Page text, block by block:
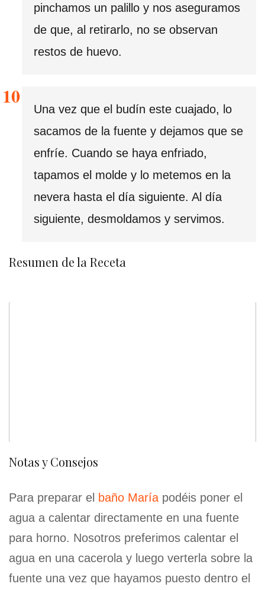
pinchamos un palillo y nos aseguramos
de que, al retirarlo, no se observan
restos de huevo.
Una vez que el budín este cuajado, lo
sacamos de la fuente y dejamos que se
enfríe. Cuando se haya enfriado,
tapamos el molde y lo metemos en la
nevera hasta el día siguiente. Al día
siguiente, desmoldamos y servimos.
Resumen de la Receta
Notas y Consejos
Para preparar el baño María podéis poner el
agua a calentar directamente en una fuente
para horno. Nosotros preferimos calentar el
agua en una cacerola y luego verterla sobre la
fuente una vez que hayamos puesto dentro el